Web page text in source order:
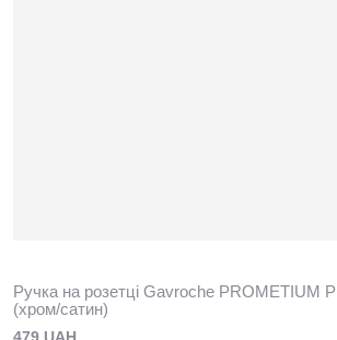
Ручка на розетці Gavroche PROМETIUМ
(хром/сатин)
479 UAH